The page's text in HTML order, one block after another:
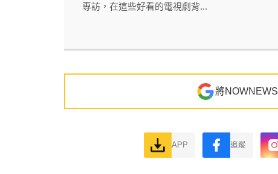
專訪，在這些好看的電視劇背...
將
APP 追蹤